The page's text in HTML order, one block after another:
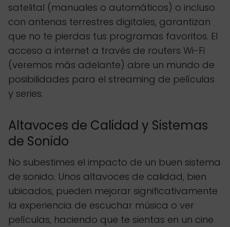
satelital (manuales o automáticos) o incluso
con antenas terrestres digitales, garantizan
que no te pierdas tus programas favoritos. El
acceso a internet a través de routers Wi-Fi
(veremos más adelante) abre un mundo de
posibilidades para el streaming de películas
y series.
Altavoces de Calidad y Sistemas
de Sonido
No subestimes el impacto de un buen sistema
de sonido. Unos altavoces de calidad, bien
ubicados, pueden mejorar significativamente
la experiencia de escuchar música o ver
películas, haciendo que te sientas en un cine